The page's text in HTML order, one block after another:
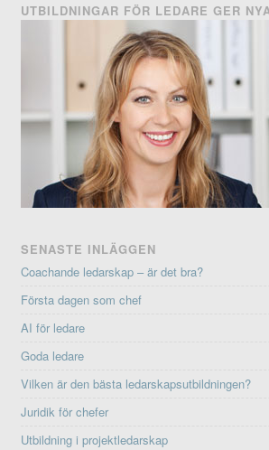
UTBILDNINGAR FÖR LEDARE GER
SENASTE INLÄGGEN
Coachande ledarskap – är det bra?
Första dagen som chef
AI för ledare
Goda ledare
Vilken är den bästa ledarskapsutbildningen?
Juridik för chefer
Utbildning i projektledarskap